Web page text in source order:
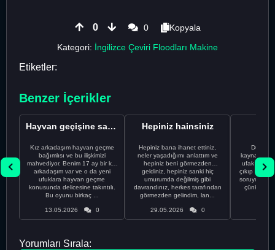
0 0
Kopyala
Kategori: İngilizce Çeviri Floodları Makine
Etiketler:
Benzer İçerikler
Hayvan geçişine sağlıksız bir şekilde bağımlı oldu�...
Kız arkadaşım hayvan geçme
bağımlısı ve bu ilişkimizi
mahvediyor. Benim 17 ay bir kız
arkadaşım var ve o da yeni
ufuklara hayvan geçme
konusunda delicesine takıntılı.
Bu oyunu birkaç ...
13.05.2026 0
Hepiniz hainsiniz
Hepiniz bana ihanet ettiniz,
neler yaşadığımı anlattım ve
hepiniz beni görmezden
geldiniz, hepiniz sanki hiç
umurumda değilmiş gibi
davrandınız, herkes tarafından
görmezden gelindim, lan...
29.05.2026 0
Dünün Tarifi
ufak tefek
çıkıp 1994
soruyordu.
çünkü
Yorumları Sırala: